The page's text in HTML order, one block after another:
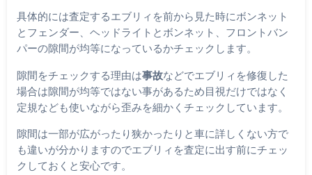
具体的には査定するエブリィを前から見た時にボンネット
とフェンダー、ヘッドライトとボンネット、フロントバン
パーの隙間が均等になっているかチェックします。
隙間をチェックする理由は事故などでエブリィを修復した
場合は隙間が均等ではない事があるため目視だけではなく
定規なども使いながら歪みを細かくチェックしています。
隙間は一部が広がったり狭かったりと車に詳しくない方で
も違いが分かりますのでエブリィを査定に出す前にチェッ
クしておくと安心です。